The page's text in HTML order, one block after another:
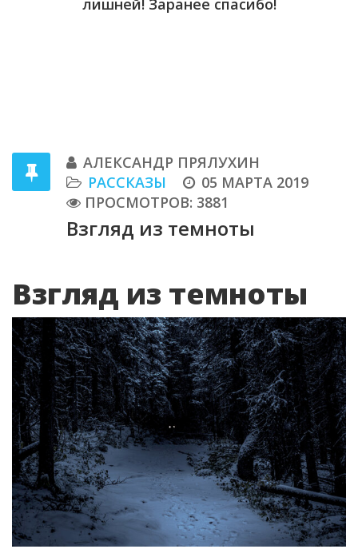
АЛЕКСАНДР ПРЯЛУХИН
РАССКАЗЫ
05 МАРТА 2019
ПРОСМОТРОВ: 3881
Взгляд из темноты
Взгляд из темноты